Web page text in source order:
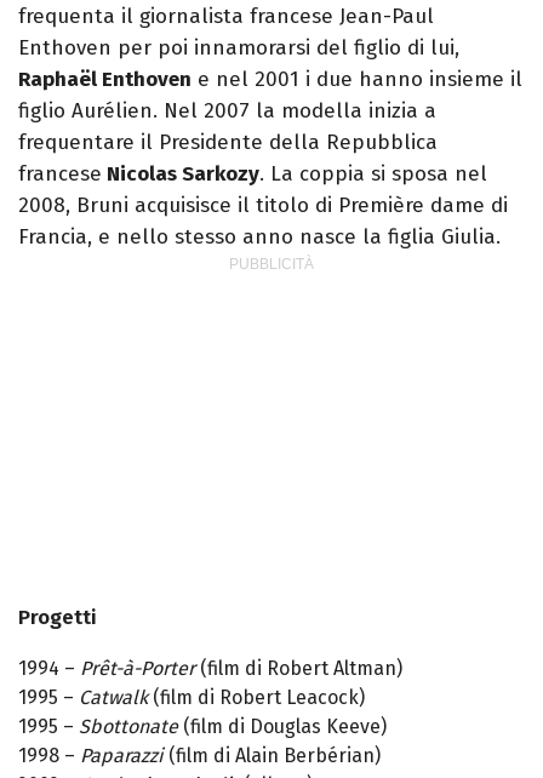
frequenta il giornalista francese Jean-Paul
Enthoven per poi innamorarsi del figlio di lui,
Raphaël Enthoven e nel 2001 i due hanno insieme il
figlio Aurélien. Nel 2007 la modella inizia a
frequentare il Presidente della Repubblica
francese Nicolas Sarkozy. La coppia si sposa nel
2008, Bruni acquisisce il titolo di Première dame di
Francia, e nello stesso anno nasce la figlia Giulia.
Progetti
1994 – Prêt-à-Porter(film di Robert Altman)
1995 – Catwalk(film di Robert Leacock)
1995 – Sbottonate(film di Douglas Keeve)
1998 – Paparazzi(film di Alain Berbérian)